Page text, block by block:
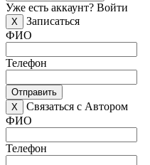
Уже есть аккаунт? Войти
X
Записаться
ФИО
Телефон
Отправить
X
Связаться с Автором
ФИО
Телефон